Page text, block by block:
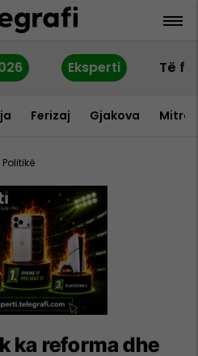
Eksperti Të
Ferizaj Gjakova
Politikë
ka reforma dhe